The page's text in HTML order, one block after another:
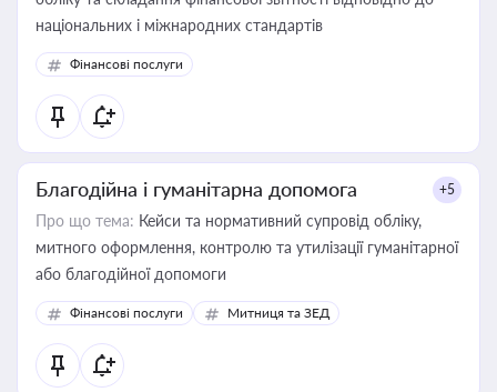
національних і міжнародних стандартів
Фінансові послуги
Благодійна і гуманітарна допомога +5
Про що тема: Кейси та нормативний супровід обліку,
митного оформлення, контролю та утилізації гуманітарної
або благодійної допомоги
Фінансові послуги Митниця та ЗЕД